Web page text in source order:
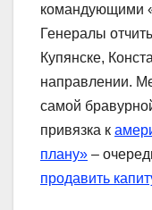
командующими
Генералы
Купянске,
направлении.
самой
привязка к
плану» –
продавить